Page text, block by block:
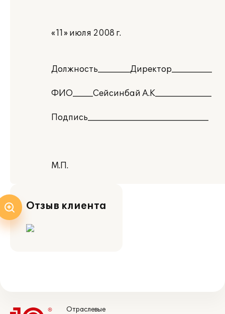
«11» июля 2008 г.
Должность________Директор__________
ФИО_____Сейсинбай А.К______________
Подпись______________________________
М.П.
Отзыв клиента
Отраслевые